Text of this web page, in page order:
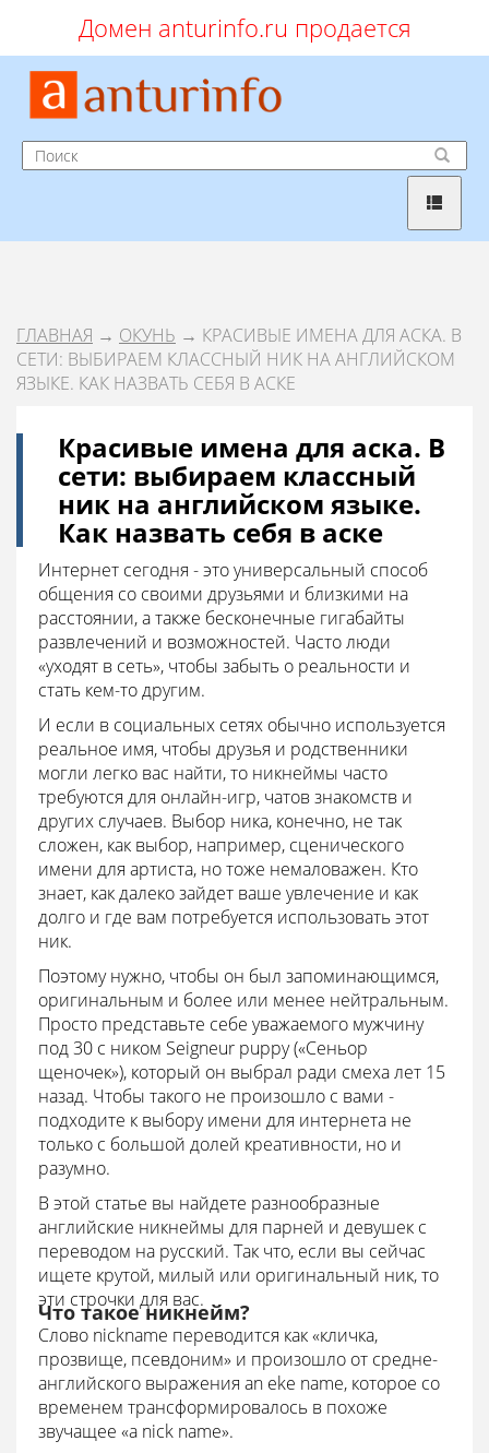
Домен anturinfo.ru продается
ГЛАВНАЯ → ОКУНЬ → КРАСИВЫЕ ИМЕНА ДЛЯ АСКА. В
СЕТИ: ВЫБИРАЕМ КЛАССНЫЙ НИК НА АНГЛИЙСКОМ
ЯЗЫКЕ. КАК НАЗВАТЬ СЕБЯ В АСКЕ
Красивые имена для аска. В
сети: выбираем классный
ник на английском языке.
Как назвать себя в аске
Интернет сегодня - это универсальный способ
общения со своими друзьями и близкими на
расстоянии, а также бесконечные гигабайты
развлечений и возможностей. Часто люди
«уходят в сеть», чтобы забыть о реальности и
стать кем-то другим.
И если в социальных сетях обычно используется
реальное имя, чтобы друзья и родственники
могли легко вас найти, то никнеймы часто
требуются для онлайн-игр, чатов знакомств и
других случаев. Выбор ника, конечно, не так
сложен, как выбор, например, сценического
имени для артиста, но тоже немаловажен. Кто
знает, как далеко зайдет ваше увлечение и как
долго и где вам потребуется использовать этот
ник.
Поэтому нужно, чтобы он был запоминающимся,
оригинальным и более или менее нейтральным.
Просто представьте себе уважаемого мужчину
под 30 с ником Seigneur puppy («Сеньор
щеночек»), который он выбрал ради смеха лет 15
назад. Чтобы такого не произошло с вами -
подходите к выбору имени для интернета не
только с большой долей креативности, но и
разумно.
В этой статье вы найдете разнообразные
английские никнеймы для парней и девушек с
переводом на русский. Так что, если вы сейчас
ищете крутой, милый или оригинальный ник, то
эти строчки для вас.
Что такое никнейм?
Слово nickname переводится как «кличка,
прозвище, псевдоним» и произошло от средне-
английского выражения an eke name, которое со
временем трансформировалось в похоже
звучащее «a nick name».